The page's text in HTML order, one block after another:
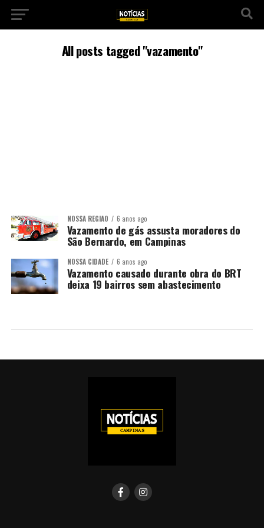
All posts tagged "vazamento"
NOSSA REGIÃO 6 anos ago
Vazamento de gás assusta moradores do
São Bernardo, em Campinas
NOSSA CIDADE 6 anos ago
Vazamento causado durante obra do BRT
deixa 19 bairros sem abastecimento